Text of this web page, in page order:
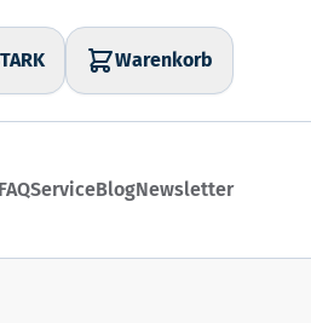
Warenkorb
FAQServiceBlogNewsletter